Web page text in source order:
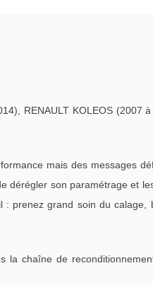
RENAULT KOLEOS (2007
mais des messages
son paramétrage et
: prenez grand soin du
chaîne de